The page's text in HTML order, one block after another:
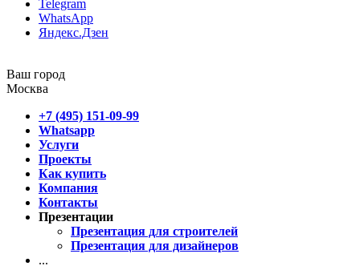
Telegram
WhatsApp
Яндекс.Дзен
Ваш город
Москва
+7 (495) 151-09-99
Whatsapp
Услуги
Проекты
Как купить
Компания
Контакты
Презентации
Презентация для строителей
Презентация для дизайнеров
...